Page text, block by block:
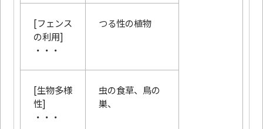
[フェンス
の利用]
・・・
つる性の植物
[生物多様
性]
・・・
虫の食草、鳥の
巣、